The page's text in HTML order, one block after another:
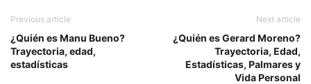
Previous article
¿Quién es Manu Bueno?
Trayectoria, edad,
estadísticas
Next article
¿Quién es Gerard Moreno?
Trayectoria, Edad,
Estadísticas, Palmares y
Vida Personal